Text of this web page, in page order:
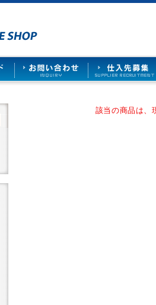
該当の商品は、